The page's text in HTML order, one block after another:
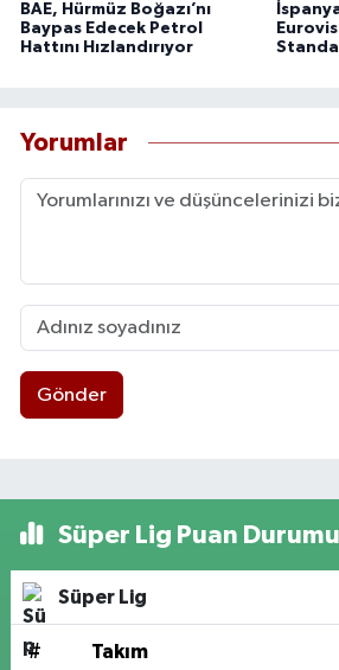
BAE, Hürmüz Boğazı’nı
Baypas Edecek Petrol
Hattını Hızlandırıyor
Yorumlar
Gönder
Süper Lig Puan Durumu
Süper Lig
# Takım